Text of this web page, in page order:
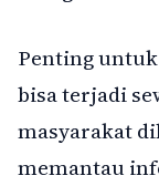
Penting
bisa terjadi
masyarakat
memantau